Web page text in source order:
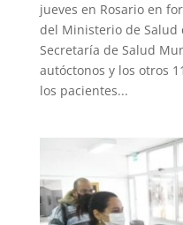
jueves en Rosario en
del Ministerio de Salud
Secretaría de Salud
autóctonos y los otros
los pacientes...